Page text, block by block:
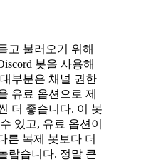
고 불러오기 위해
봇을 사용해
부분은 채널 권한
유료 옵션으로 제
더 좋습니다. 이 봇
있고, 유료 옵션이
른 복제 봇보다 더
랍습니다. 정말 큰